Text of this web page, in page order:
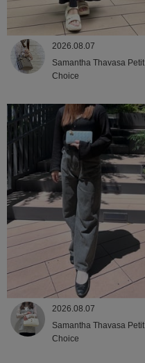
2026.08.07
Samantha Thavasa Petit
Choice
2026.08.07
Samantha Thavasa Petit
Choice